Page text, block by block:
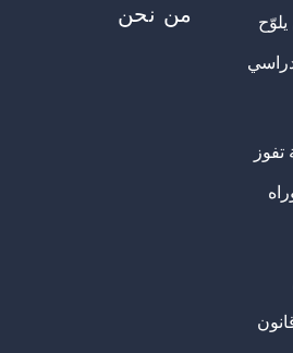
تفوز
من نحن